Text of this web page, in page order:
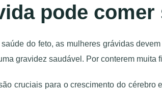
pode
do feto, as mulheres grávidas
gravidez saudável. Por conterem
cruciais para o crescimento do